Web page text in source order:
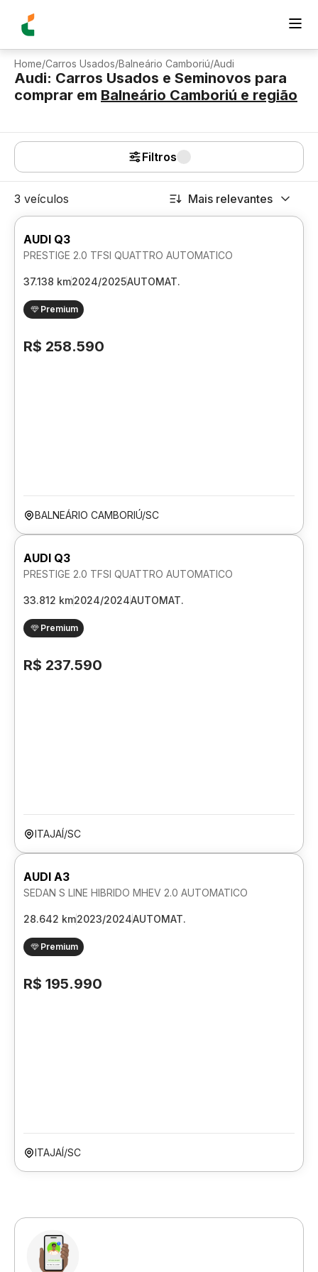
Home/Carros Usados/Balneário Camboriú/Audi
Audi: Carros Usados e Seminovos para
comprar em Balneário Camboriú e região
Filtros
3 veículos Mais relevantes
AUDI Q3
PRESTIGE 2.0 TFSI QUATTRO AUTOMATICO
37.138 km2024/2025AUTOMAT.
Premium
R$ 258.590
BALNEÁRIO CAMBORIÚ/SC
AUDI Q3
PRESTIGE 2.0 TFSI QUATTRO AUTOMATICO
33.812 km2024/2024AUTOMAT.
Premium
R$ 237.590
ITAJAÍ/SC
AUDI A3
SEDAN S LINE HIBRIDO MHEV 2.0 AUTOMATICO
28.642 km2023/2024AUTOMAT.
Premium
R$ 195.990
ITAJAÍ/SC